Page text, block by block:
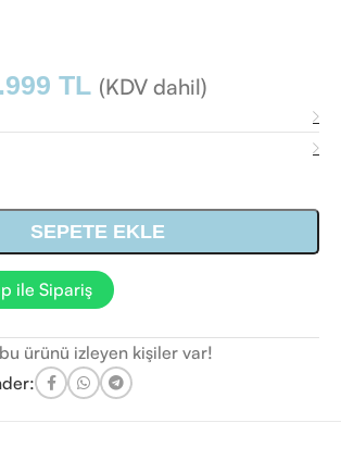
TL (KDV dahil)
SEPETE EKLE
ile Sipariş
ürünü izleyen kişiler var!